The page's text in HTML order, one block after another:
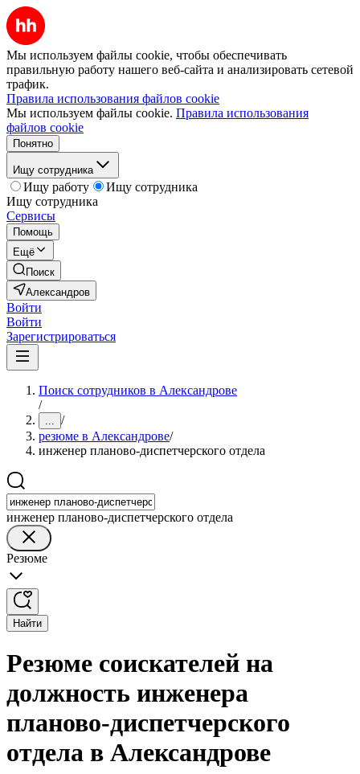
Мы используем файлы cookie, чтобы обеспечивать
правильную работу нашего веб-сайта и анализировать сетевой
трафик.
Правила использования файлов cookie
Мы используем файлы cookie. Правила использования
файлов cookie
Понятно
Ищу сотрудника
Ищу работу
Ищу сотрудника
Ищу сотрудника
Сервисы
Помощь
Ещё
Поиск
Александров
Войти
Войти
Зарегистрироваться
Поиск сотрудников в Александрове
/
... /
резюме в Александрове/
инженер планово-диспетчерского отдела
инженер планово-диспетчерского отдела
Резюме
Найти
Резюме соискателей на
должность инженера
планово-диспетчерского
отдела в Александрове